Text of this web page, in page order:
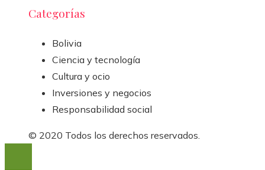
Categorías
Bolivia
Ciencia y tecnología
Cultura y ocio
Inversiones y negocios
Responsabilidad social
© 2020 Todos los derechos reservados.